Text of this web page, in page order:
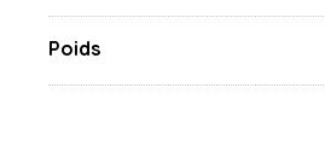
Poids